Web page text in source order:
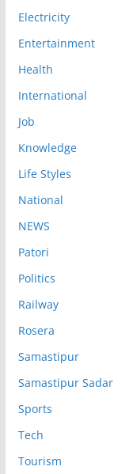
Electricity
Entertainment
Health
International
Job
Knowledge
Life Styles
National
NEWS
Patori
Politics
Railway
Rosera
Samastipur
Samastipur Sadar
Sports
Tech
Tourism